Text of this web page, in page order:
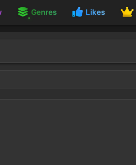
Genres Likes